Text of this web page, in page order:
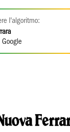
l'algoritmo:
Google